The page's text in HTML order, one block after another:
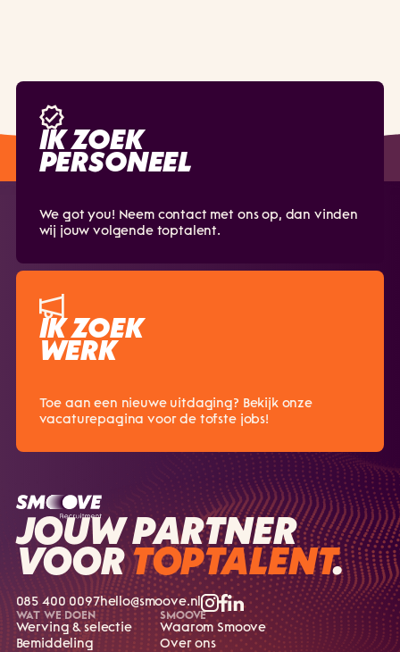
IK ZOEK
PERSONEEL
We got you! Neem contact met ons op, dan vinden
wij jouw volgende toptalent.
IK ZOEK
WERK
Toe aan een nieuwe uitdaging? Bekijk onze
vacaturepagina voor de tofste jobs!
JOUW PARTNER
VOORTOPTALENT.
085 400 0097hello@smoove.nl
WAT WE DOEN
Werving & selectie
Bemiddeling
SMOOVE
Waarom Smoove
Over ons